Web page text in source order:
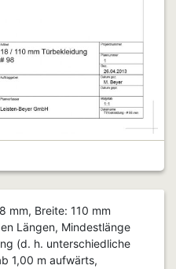
mm, Breite: 110 mm
Längen, Mindestlänge
(d. h. unterschiedliche
1,00 m aufwärts,